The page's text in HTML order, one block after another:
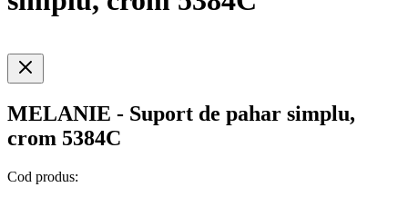
MELANIE - Suport de pahar simplu,
crom 5384C
Cod produs: